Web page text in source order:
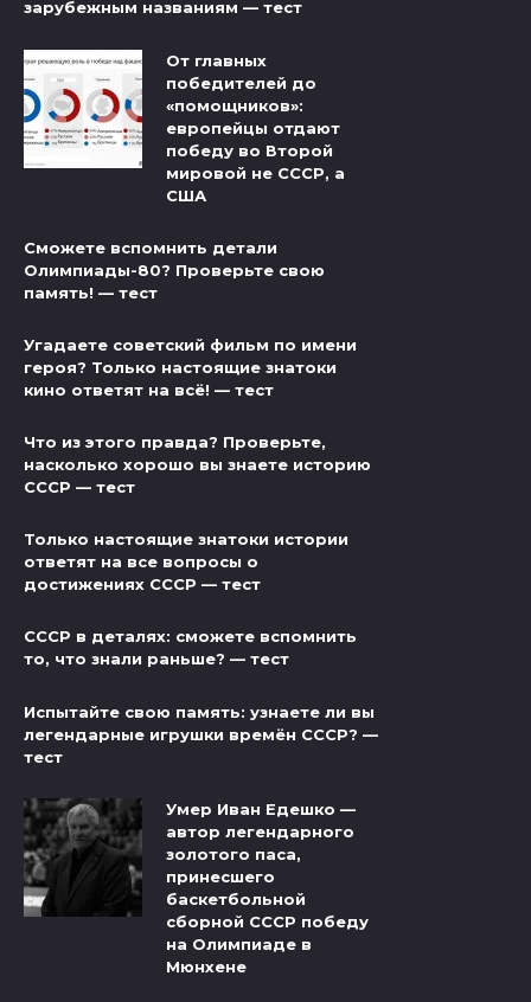
зарубежным названиям — тест
От главных
победителей до
«помощников»:
европейцы отдают
победу во Второй
мировой не СССР, а
США
Сможете вспомнить детали
Олимпиады-80? Проверьте свою
память! — тест
Угадаете советский фильм по имени
героя? Только настоящие знатоки
кино ответят на всё! — тест
Что из этого правда? Проверьте,
насколько хорошо вы знаете историю
СССР — тест
Только настоящие знатоки истории
ответят на все вопросы о
достижениях СССР — тест
СССР в деталях: сможете вспомнить
то, что знали раньше? — тест
Испытайте свою память: узнаете ли вы
легендарные игрушки времён СССР? —
тест
Умер Иван Едешко —
автор легендарного
золотого паса,
принесшего
баскетбольной
сборной СССР победу
на Олимпиаде в
Мюнхене